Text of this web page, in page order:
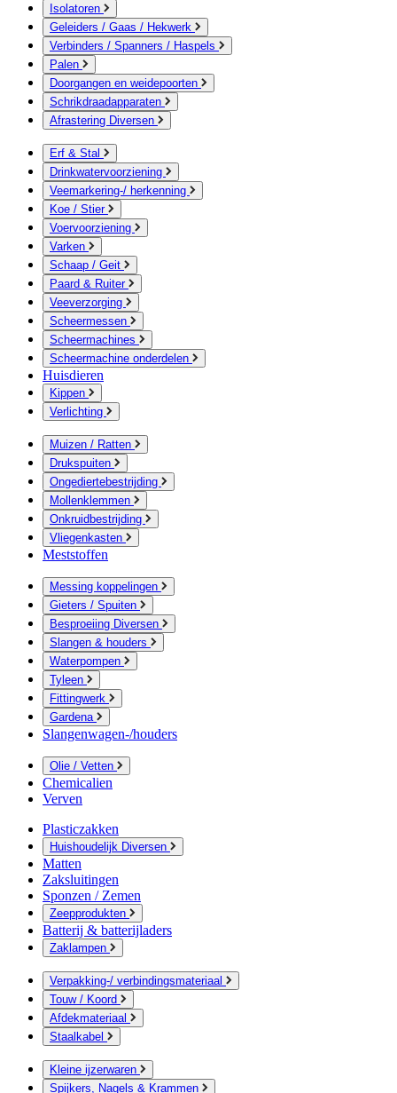
Isolatoren
Geleiders / Gaas / Hekwerk
Verbinders / Spanners / Haspels
Palen
Doorgangen en weidepoorten
Schrikdraadapparaten
Afrastering Diversen
Erf & Stal
Drinkwatervoorziening
Veemarkering-/ herkenning
Koe / Stier
Voervoorziening
Varken
Schaap / Geit
Paard & Ruiter
Veeverzorging
Scheermessen
Scheermachines
Scheermachine onderdelen
Huisdieren
Kippen
Verlichting
Muizen / Ratten
Drukspuiten
Ongediertebestrijding
Mollenklemmen
Onkruidbestrijding
Vliegenkasten
Meststoffen
Messing koppelingen
Gieters / Spuiten
Besproeiing Diversen
Slangen & houders
Waterpompen
Tyleen
Fittingwerk
Gardena
Slangenwagen-/houders
Olie / Vetten
Chemicalien
Verven
Plasticzakken
Huishoudelijk Diversen
Matten
Zaksluitingen
Sponzen / Zemen
Zeepprodukten
Batterij & batterijladers
Zaklampen
Verpakking-/ verbindingsmateriaal
Touw / Koord
Afdekmateriaal
Staalkabel
Kleine ijzerwaren
Spijkers, Nagels & Krammen